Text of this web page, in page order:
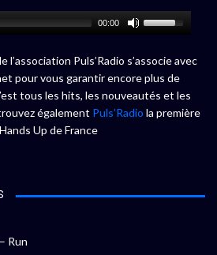
00:00
Puls’Radio s’associe avec
pour vous garantir encore plus de
tous les hits, les nouveautés et les
également Puls’Radio la première
Up de France
Run